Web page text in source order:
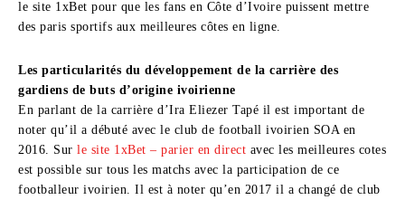
le site 1xBet pour que les fans en Côte d’Ivoire puissent mettre
des paris sportifs aux meilleures côtes en ligne.
Les particularités du développement de la carrière des
gardiens de buts d’origine ivoirienne
En parlant de la carrière d’Ira Eliezer Tapé il est important de
noter qu’il a débuté avec le club de football ivoirien SOA en
2016. Sur le site 1xBet – parier en direct avec les meilleures cotes
est possible sur tous les matchs avec la participation de ce
footballeur ivoirien. Il est à noter qu’en 2017 il a changé de club